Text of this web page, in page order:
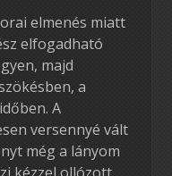
elmenés miatt
elfogadható
majd
a
A
versennyé vált
még a lányom